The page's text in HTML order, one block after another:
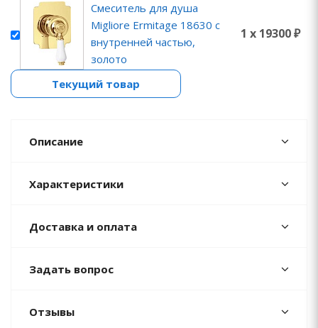
Смеситель для душа
Migliore Ermitage 18630 с
внутренней частью,
золото
1 x 19300 ₽
Текущий товар
Описание
Характеристики
Доставка и оплата
Задать вопрос
Отзывы